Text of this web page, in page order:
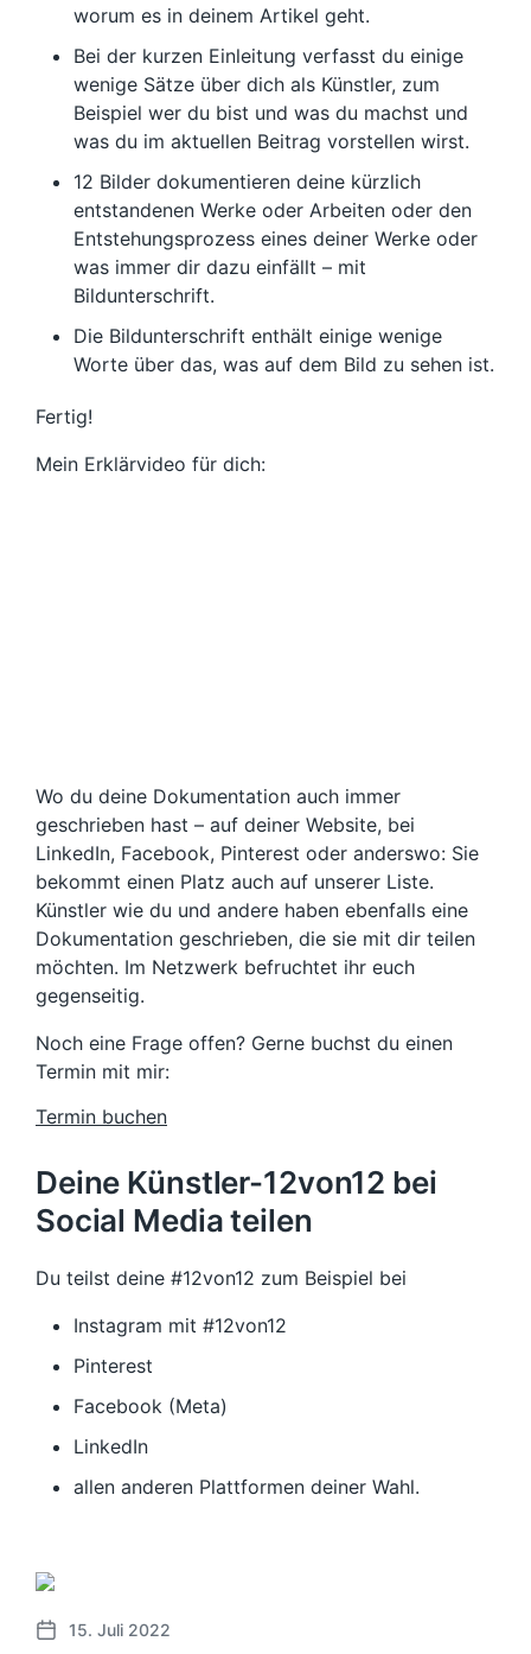
worum es in deinem Artikel geht.
Bei der kurzen Einleitung verfasst du einige
wenige Sätze über dich als Künstler, zum
Beispiel wer du bist und was du machst und
was du im aktuellen Beitrag vorstellen wirst.
12 Bilder dokumentieren deine kürzlich
entstandenen Werke oder Arbeiten oder den
Entstehungsprozess eines deiner Werke oder
was immer dir dazu einfällt – mit
Bildunterschrift.
Die Bildunterschrift enthält einige wenige
Worte über das, was auf dem Bild zu sehen ist.
Fertig!
Mein Erklärvideo für dich:
Wo du deine Dokumentation auch immer
geschrieben hast – auf deiner Website, bei
LinkedIn, Facebook, Pinterest oder anderswo: Sie
bekommt einen Platz auch auf unserer Liste.
Künstler wie du und andere haben ebenfalls eine
Dokumentation geschrieben, die sie mit dir teilen
möchten. Im Netzwerk befruchtet ihr euch
gegenseitig.
Noch eine Frage offen? Gerne buchst du einen
Termin mit mir:
Termin buchen
Deine Künstler-12von12 bei
Social Media teilen
Du teilst deine #12von12 zum Beispiel bei
Instagram mit #12von12
Pinterest
Facebook (Meta)
LinkedIn
allen anderen Plattformen deiner Wahl.
V
15. Juli 2022